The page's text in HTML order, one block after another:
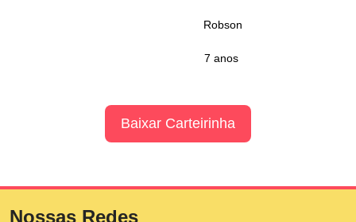
Robson
7 anos
Baixar Carteirinha
Nossas Redes